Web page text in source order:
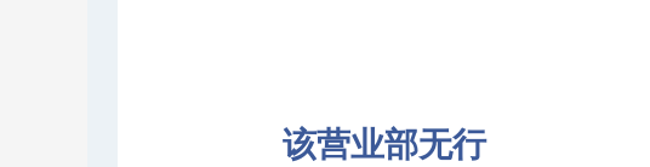
该营业部无行